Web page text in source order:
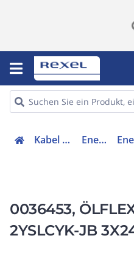
Kabel & Leitungen Energiekabel
0036453,
2YSLCYK-JB